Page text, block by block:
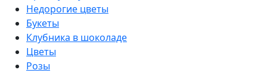
Недорогие цветы
Букеты
Клубника в шоколаде
Цветы
Розы